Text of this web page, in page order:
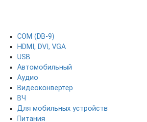
COM (DB-9)
HDMI, DVI, VGA
USB
Автомобильный
Аудио
Видеоконвертер
ВЧ
Для мобильных устройств
Питания